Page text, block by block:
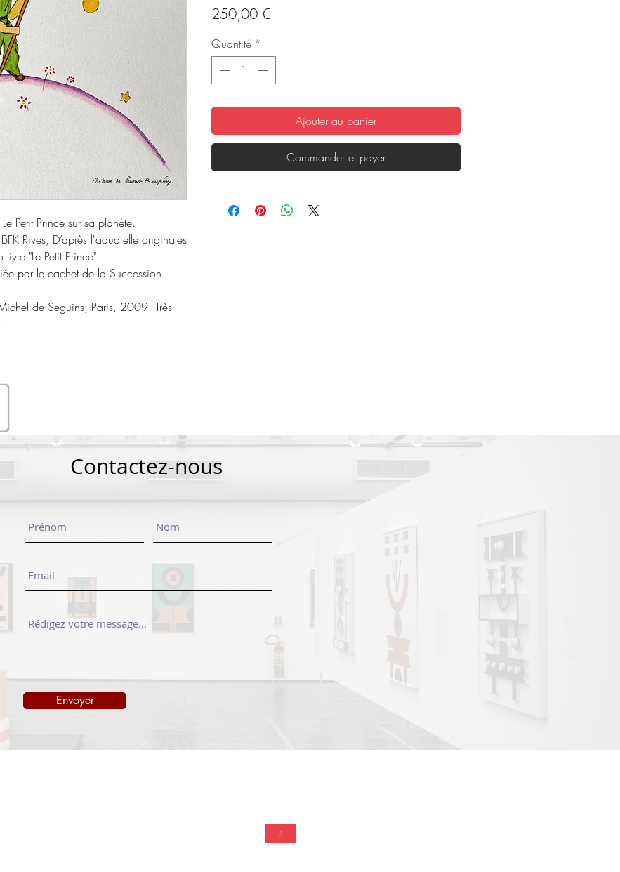
Petit Prince sur sa planète.
Rives, D’après l'aquarelle originales
"Le Petit Prince"
par le cachet de la Succession
de Seguins, Paris, 2009. Très
250,00 €Prix
Quantité *
Ajouter au panier
Commander et payer
Contactez-nous
Envoyer
>